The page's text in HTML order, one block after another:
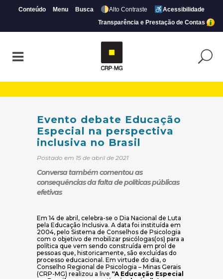
Conteúdo Menu Busca Alto Contraste
Acessibilidade
Transparência e Prestação de Contas
Evento debate Educação
Especial na perspectiva
inclusiva no Brasil
Postado em 15 de abril de 2021
Conversa também comentou as
consequências da falta de políticas públicas
efetivas
Em 14 de abril, celebra-se o Dia Nacional de Luta
pela Educação Inclusiva. A data foi instituída em
2004, pelo Sistema de Conselhos de Psicologia
com o objetivo de mobilizar psicólogas(os) para a
política que vem sendo construída em prol de
pessoas que, historicamente, são excluídas do
processo educacional. Em virtude do dia, o
Conselho Regional de Psicologia – Minas Gerais
(CRP-MG) realizou a live “A Educação Especial